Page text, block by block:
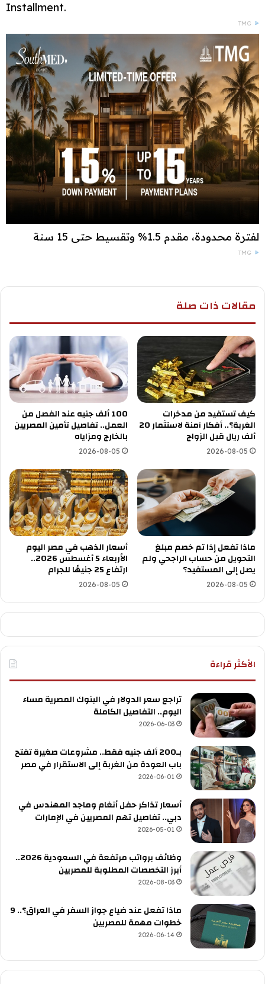
Installment.
TMG
لفترة محدودة، مقدم 1.5% وتقسيط حتى 15 سنة
TMG
مقالات ذات صلة
كيف تستفيد من مدخرات
الغربة؟.. أفكار آمنة لاستثمار 20
ألف ريال قبل الزواج
2026-08-05
100 ألف جنيه عند الفصل من
العمل.. تفاصيل تأمين المصريين
بالخارج ومزاياه
2026-08-05
ماذا تفعل إذا تم خصم مبلغ
التحويل من حساب الراجحي ولم
يصل إلى المستفيد؟
2026-08-05
أسعار الذهب في مصر اليوم
الأربعاء 5 أغسطس 2026..
ارتفاع 25 جنيهًا للجرام
2026-08-05
الأكثر قراءة
تراجع سعر الدولار في البنوك المصرية مساء
اليوم.. التفاصيل الكاملة
2026-06-03
بـ200 ألف جنيه فقط.. مشروعات صغيرة تفتح
باب العودة من الغربة إلى الاستقرار في مصر
2026-06-01
أسعار تذاكر حفل أنغام وماجد المهندس في
دبي.. تفاصيل تهم المصريين في الإمارات
2026-05-01
وظائف برواتب مرتفعة في السعودية 2026..
أبرز التخصصات المطلوبة للمصريين
2026-08-03
ماذا تفعل عند ضياع جواز السفر في العراق؟.. 9
خطوات مهمة للمصريين
2026-06-14